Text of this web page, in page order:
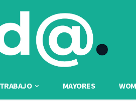
TRABAJO MAYORES